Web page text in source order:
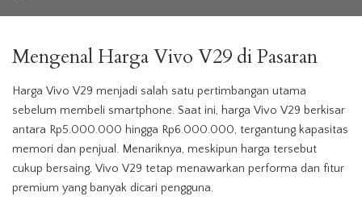
Mengenal Harga Vivo V29 di Pasaran
Harga Vivo V29 menjadi salah satu pertimbangan utama
sebelum membeli smartphone. Saat ini, harga Vivo V29 berkisar
antara Rp5.000.000 hingga Rp6.000.000, tergantung kapasitas
memori dan penjual. Menariknya, meskipun harga tersebut
cukup bersaing, Vivo V29 tetap menawarkan performa dan fitur
premium yang banyak dicari pengguna.